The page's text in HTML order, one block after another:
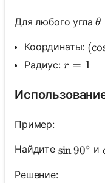
Для любого углаθ
Координаты: (
Радиус: r=1
r = 1
Пример:
Найдите \sin
sin90∘ и
Решение: